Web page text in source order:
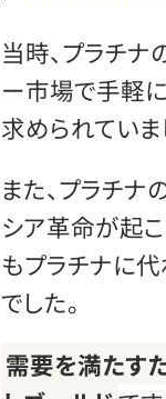
当時、プラチナ
ー市場で手軽
求められていま
また、プラチ
シア革命が起
もプラチナに
でした。
需要を満たす